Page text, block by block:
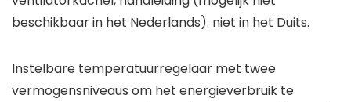
beschikbaar in het Nederlands). niet in het Duits.
Instelbare temperatuurregelaar met twee
vermogensniveaus om het energieverbruik te